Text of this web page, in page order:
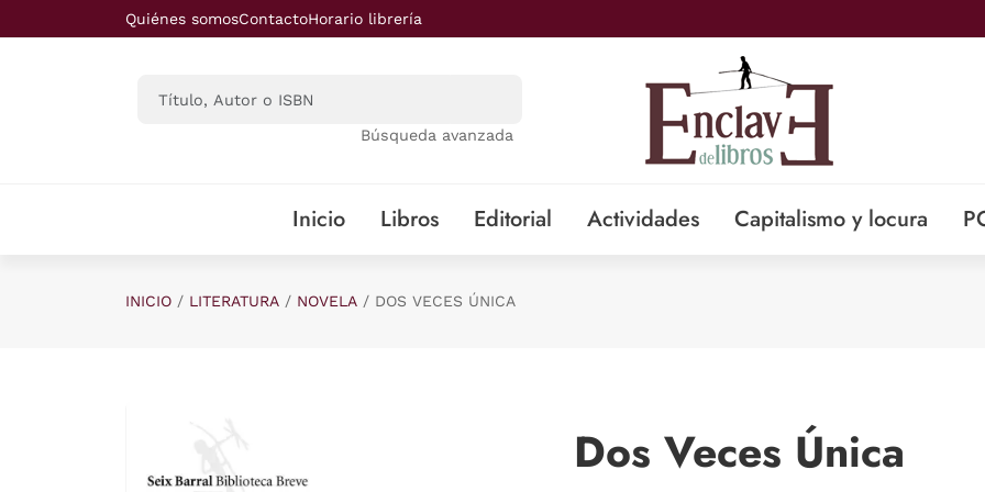
Saltar al contenido principal
Quiénes somosContactoHorario librería
Búsqueda avanzada
Inicio Libros Editorial Actividades Capitalismo y locura
INICIO LITERATURA NOVELA DOS VECES ÚNICA
Dos Veces Única